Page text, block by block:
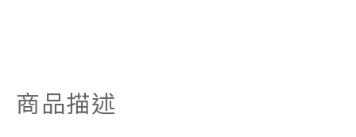
商品描述